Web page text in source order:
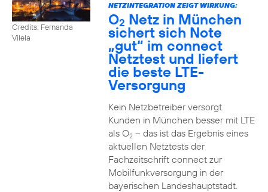
Credits: Fernanda
Vilela
NETZINTEGRATION ZEIGT WIRKUNG:
O2 Netz in München
sichert sich Note
„gut“ im connect
Netztest und liefert
die beste LTE-
Versorgung
Kein Netzbetreiber versorgt
Kunden in München besser mit LTE
als O2– das ist das Ergebnis eines
aktuellen Netztests der
Fachzeitschrift connect zur
Mobilfunkversorgung in der
bayerischen Landeshauptstadt.